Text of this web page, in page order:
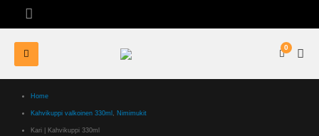
0
Home
Kahvikuppi valkoinen 330ml , Nimimukit
Kari | Kahvikuppi 330ml